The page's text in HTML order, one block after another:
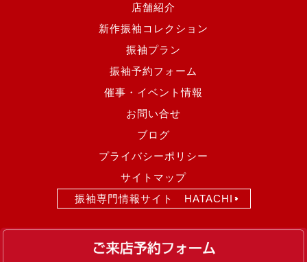
店舗紹介
新作振袖コレクション
振袖プラン
振袖予約フォーム
催事・イベント情報
お問い合せ
ブログ
プライバシーポリシー
サイトマップ
振袖専門情報サイト HATACHI
2017 みはし沼田店 . All rights reserved.